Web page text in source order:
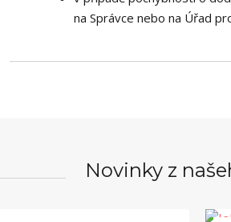
na Správce nebo na Úřad
Novinky z